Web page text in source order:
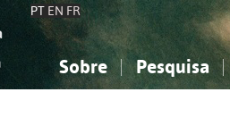
PT EN FR
Sobre Pesquisa